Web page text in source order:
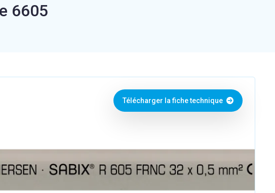
6605
Télécharger la fiche technique